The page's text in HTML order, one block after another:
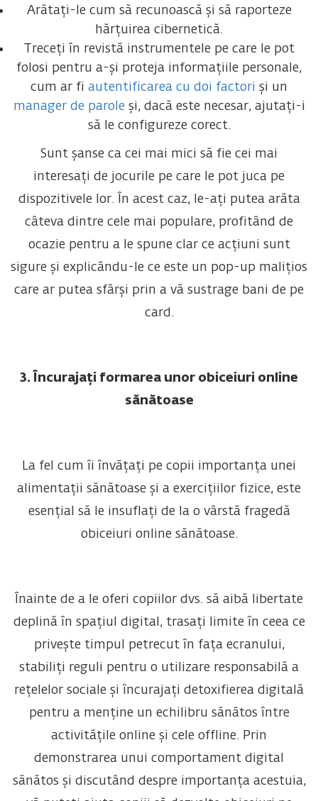
Arătați-le cum să recunoască și să raporteze
hărțuirea cibernetică.
Treceți în revistă instrumentele pe care le pot
folosi pentru a-și proteja informațiile personale,
cum ar fi autentificarea cu doi factori și un
manager de paroleși, dacă este necesar, ajutați-i
să le configureze corect.
Sunt șanse ca cei mai mici să fie cei mai
interesați de jocurile pe care le pot juca pe
dispozitivele lor. În acest caz, le-ați putea arăta
câteva dintre cele mai populare, profitând de
ocazie pentru a le spune clar ce acțiuni sunt
sigure și explicându-le ce este un pop-up malițios
care ar putea sfârși prin a vă sustrage bani de pe
card.
3. Încurajați formarea unor obiceiuri online
sănătoase
La fel cum îi învățați pe copii importanța unei
alimentații sănătoase și a exercițiilor fizice, este
esențial să le insuflați de la o vârstă fragedă
obiceiuri online sănătoase.
Înainte de a le oferi copiilor dvs. să aibă libertate
deplină în spațiul digital, trasați limite în ceea ce
privește timpul petrecut în fața ecranului,
stabiliți reguli pentru o utilizare responsabilă a
rețelelor sociale și încurajați detoxifierea digitală
pentru a menține un echilibru sănătos între
activitățile online și cele offline. Prin
demonstrarea unui comportament digital
sănătos și discutând despre importanța acestuia,